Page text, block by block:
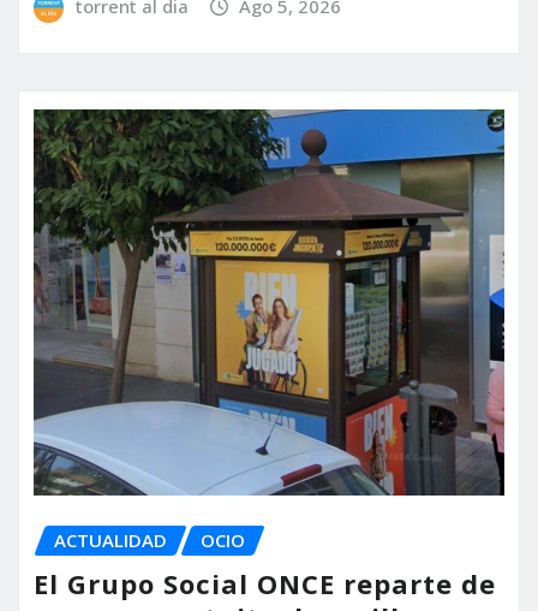
torrent al dia Ago 5, 2026
ACTUALIDAD OCIO
El Grupo Social ONCE reparte de